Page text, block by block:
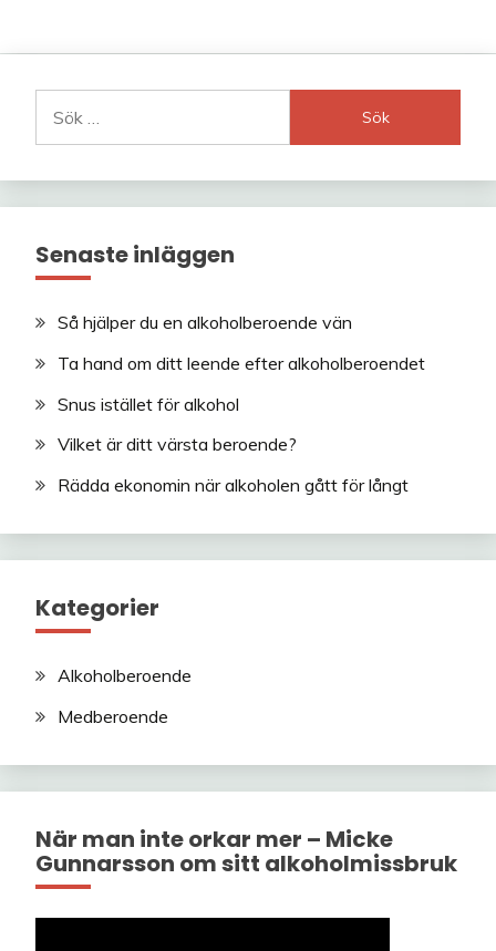
efter:
Senaste inläggen
Så hjälper du en alkoholberoende vän
Ta hand om ditt leende efter alkoholberoendet
Snus istället för alkohol
Vilket är ditt värsta beroende?
Rädda ekonomin när alkoholen gått för långt
Kategorier
Alkoholberoende
Medberoende
När man inte orkar mer – Micke
Gunnarsson om sitt alkoholmissbruk